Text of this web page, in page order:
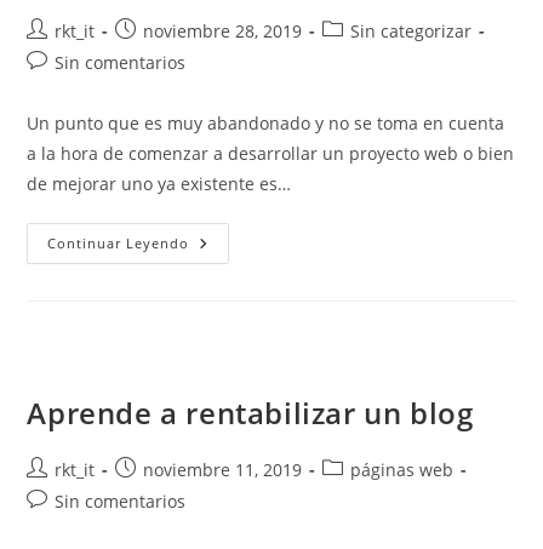
rkt_it noviembre 28, 2019
Sin categorizar
Sin comentarios
Un punto que es muy abandonado y no se toma en cuenta
a la hora de comenzar a desarrollar un proyecto web o bien
de mejorar uno ya existente es…
Continuar Leyendo
Aprende a rentabilizar un blog
rkt_it noviembre 11, 2019
páginas web
Sin comentarios